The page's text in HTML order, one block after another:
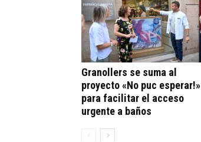
Granollers se suma al
proyecto «No puc esperar!»
para facilitar el acceso
urgente a baños